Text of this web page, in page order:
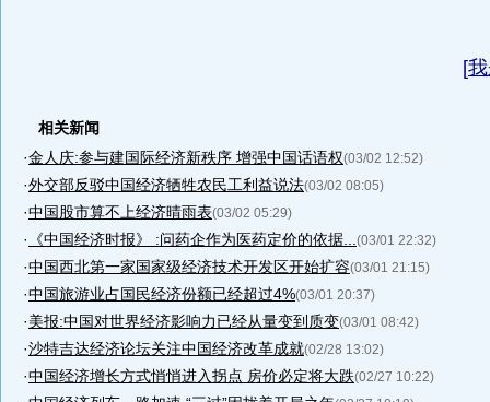
[
相关新闻
·金人庆:参与建国际经济新秩序 增强中国话语权(03/02 12:52)
·外交部反驳中国经济牺牲农民工利益说法(03/02 08:05)
·中国股市算不上经济晴雨表(03/02 05:29)
· 《中国经济时报》 :问药企作为医药定价的依据... (03/01 22:32)
·中国西北第一家国家级经济技术开发区开始扩容(03/01 21:15)
·中国旅游业占国民经济份额已经超过4%(03/01 20:37)
·美报:中国对世界经济影响力已经从量变到质变(03/01 08:42)
·沙特吉达经济论坛关注中国经济改革成就(02/28 13:02)
·中国经济增长方式悄悄进入拐点 房价必定将大跌(02/27 10:22)